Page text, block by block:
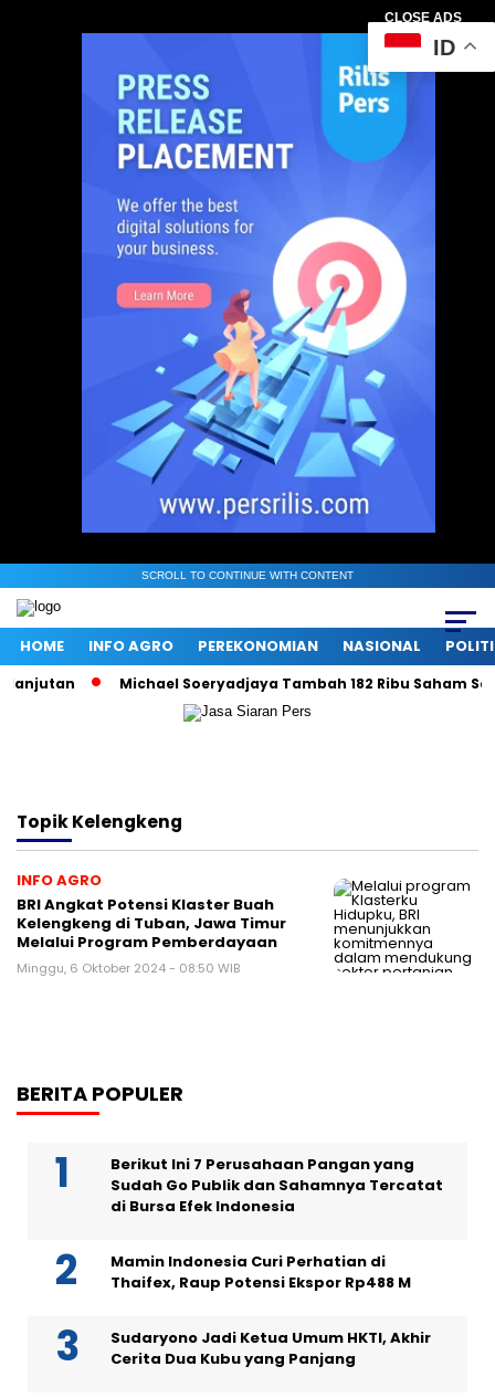
CLOSE ADS
SCROLL TO CONTINUE WITH CONTENT
HOME INFO AGRO PEREKONOMIAN NASIONAL
Michael Soeryadjaya Tambah 182 Ribu Saham
TopikKelengkeng
INFO AGRO
BRI Angkat Potensi Klaster Buah
Kelengkeng di Tuban, Jawa Timur
Melalui Program Pemberdayaan
Minggu, 6 Oktober 2024 - 08:50 WIB
BERITA POPULER
Berikut Ini 7 Perusahaan Pangan yang
Sudah Go Publik dan Sahamnya Tercatat
di Bursa Efek Indonesia
Mamin Indonesia Curi Perhatian di
Thaifex, Raup Potensi Ekspor Rp488 M
Sudaryono Jadi Ketua Umum HKTI, Akhir
Cerita Dua Kubu yang Panjang
ID